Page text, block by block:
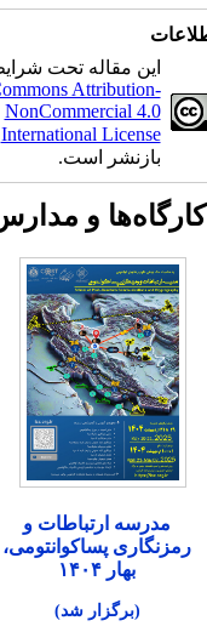
این مقاله تحت
Commons Attribution-
NonCommercial 4.0
International License
بازنشر است.
کارگاه‌ها و مدارس
مدرسه ارتباطات و
رمزنگاری پساکوانتومی،
بهار ۱۴۰۴
(برگزار شد)